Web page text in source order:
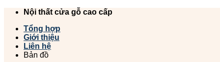
Chuyển
dung
Nội thất cửa gỗ cao cấp
Tổng hợp
Giới thiệu
Liên hệ
Bản đồ